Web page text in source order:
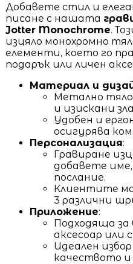
Добавете стил и
писане с нашата
Jotter Monochrome.
изцяло монохромно
елементи, което го
подарък или личен
Материал и
Метално
и изискани
Удобен и
осигурява
Персонализация:
Гравиране
добавете
послание.
Клиентите
3 различни
Приложение:
Подходяща за
аксесоар или
Идеален
качеството и